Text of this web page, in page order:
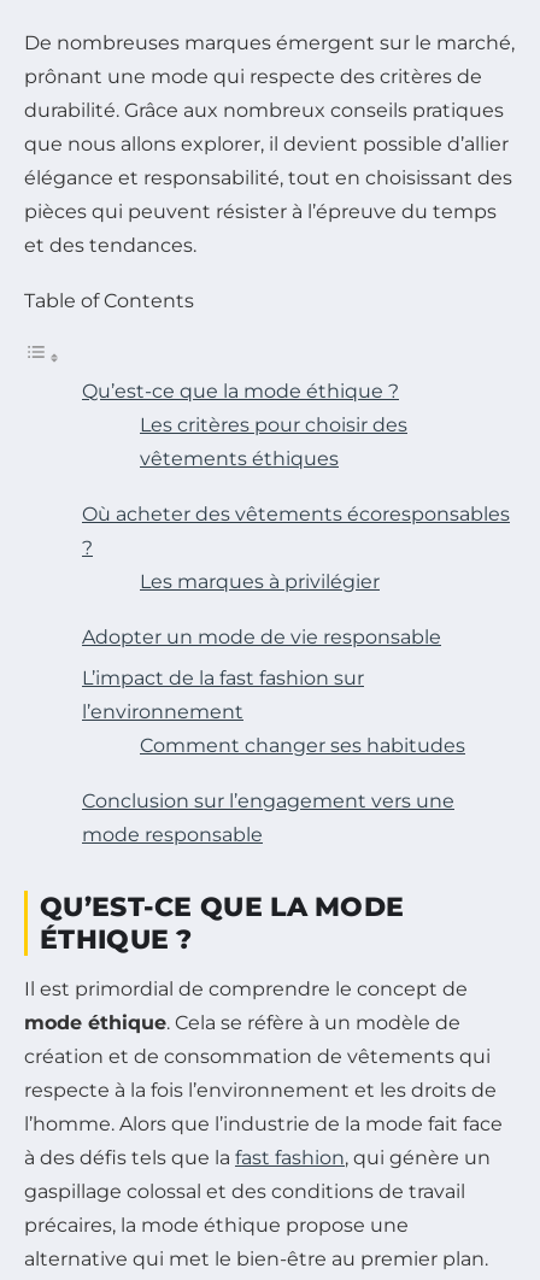
De nombreuses marques émergent sur le marché,
prônant une mode qui respecte des critères de
durabilité. Grâce aux nombreux conseils pratiques
que nous allons explorer, il devient possible d’allier
élégance et responsabilité, tout en choisissant des
pièces qui peuvent résister à l’épreuve du temps
et des tendances.
Table of Contents
Qu’est-ce que la mode éthique ?
Les critères pour choisir des
vêtements éthiques
Où acheter des vêtements écoresponsables
?
Les marques à privilégier
Adopter un mode de vie responsable
L’impact de la fast fashion sur
l’environnement
Comment changer ses habitudes
Conclusion sur l’engagement vers une
mode responsable
QU’EST-CE QUE LA MODE
ÉTHIQUE ?
Il est primordial de comprendre le concept de
mode éthique. Cela se réfère à un modèle de
création et de consommation de vêtements qui
respecte à la fois l’environnement et les droits de
l’homme. Alors que l’industrie de la mode fait face
à des défis tels que la fast fashion, qui génère un
gaspillage colossal et des conditions de travail
précaires, la mode éthique propose une
alternative qui met le bien-être au premier plan.